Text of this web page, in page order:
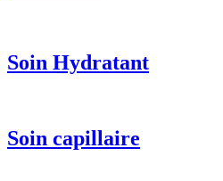
Soin Hydratant
Soin capillaire